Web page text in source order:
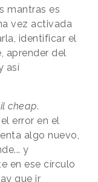
mantras es
vez activada
identificar el
aprender del
así
cheap.
error en el
algo nuevo,
y
en ese círculo
que ir